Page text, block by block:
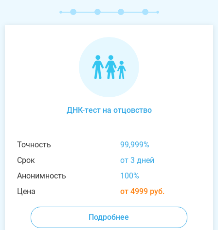
ДНК-тест на отцовство
Точность
99,999%
Срок
от 3 дней
Анонимность
100%
Цена
от 4999 руб.
Подробнее